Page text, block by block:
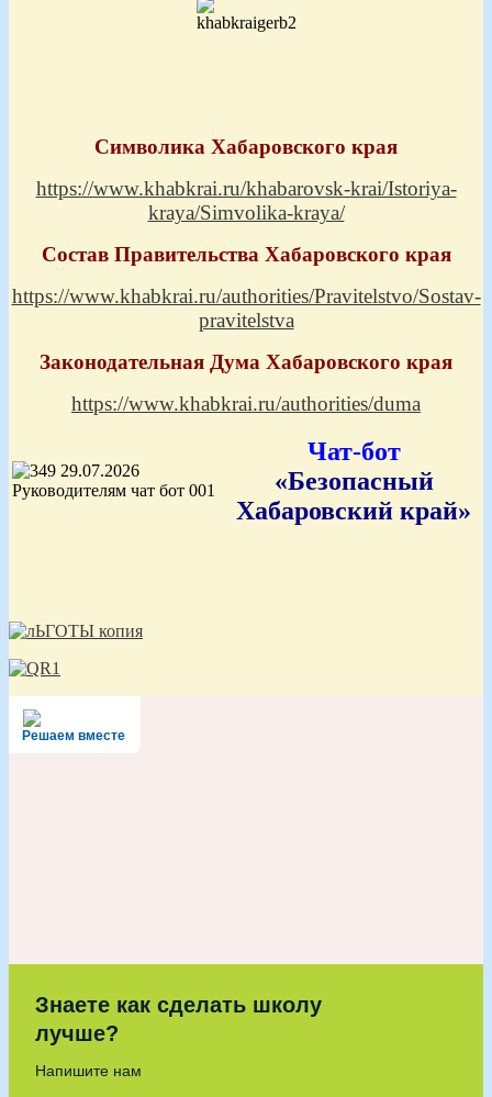
Символика Хабаровского края
https://www.khabkrai.ru/khabarovsk-krai/Istoriya-
kraya/Simvolika-kraya/
Состав Правительства Хабаровского края
https://www.khabkrai.ru/authorities/Pravitelstvo/Sostav-
pravitelstva
Законодательная Дума Хабаровского края
https://www.khabkrai.ru/authorities/duma
Чат-бот
«Безопасный
Хабаровский край»
Решаем вместе
Знаете как сделать школу
лучше?
Напишите нам